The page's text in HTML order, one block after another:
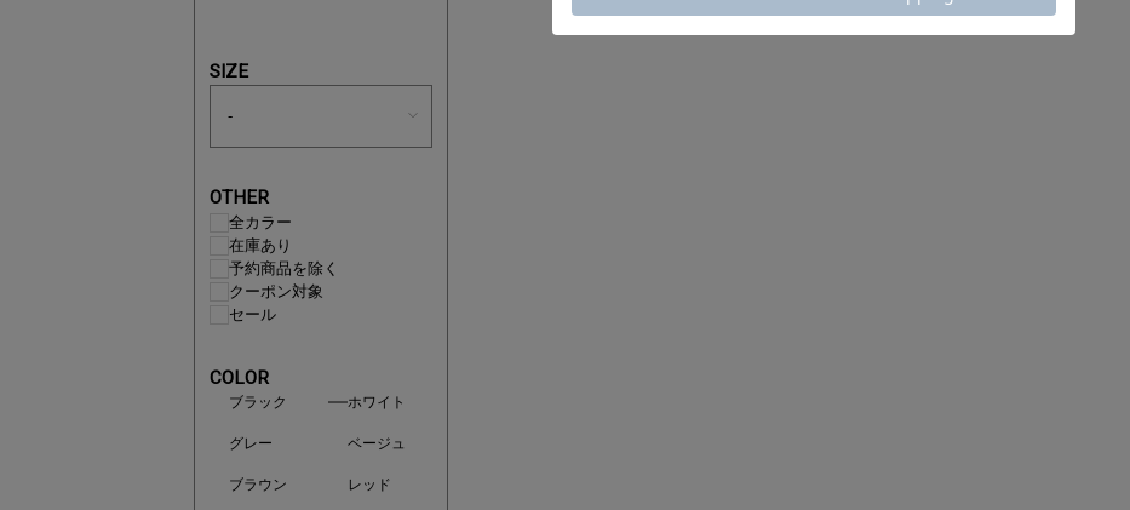
SIZE
OTHER
全カラー
在庫あり
予約商品を除く
クーポン対象
セール
COLOR
ブラック ホワイト
グレー ベージュ
ブラウン レッド